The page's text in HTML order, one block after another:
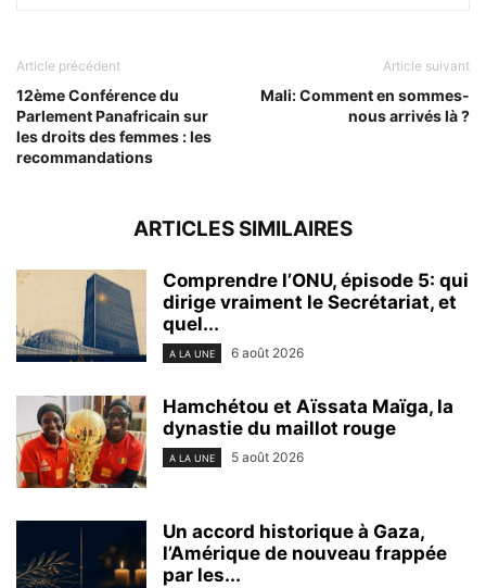
Article précédent
12ème Conférence du
Parlement Panafricain sur
les droits des femmes : les
recommandations
Article suivant
Mali: Comment en sommes-
nous arrivés là ?
ARTICLES SIMILAIRES
Comprendre l’ONU, épisode 5: qui
dirige vraiment le Secrétariat, et
quel...
A LA UNE 6 août 2026
Hamchétou et Aïssata Maïga, la
dynastie du maillot rouge
A LA UNE 5 août 2026
Un accord historique à Gaza,
l’Amérique de nouveau frappée
par les...